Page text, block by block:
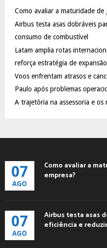
o
r
:
Como avaliar a maturidade de
Airbus testa asas dobráveis
consumo de combustível
Latam amplia rotas
reforça estratégia de
Voos enfrentam atrasos e
Paulo após problemas
A trajetória na assessoria e os
07
AGO
Como avaliar a
empresa?
07
AGO
Airbus testa asas
eficiência e